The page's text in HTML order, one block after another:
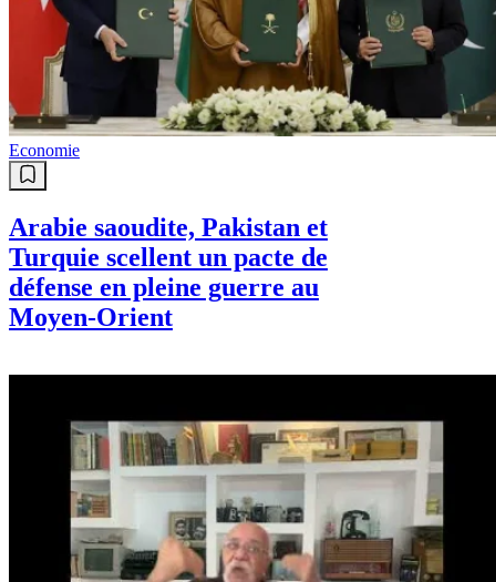
Economie
Arabie saoudite, Pakistan et
Turquie scellent un pacte de
défense en pleine guerre au
Moyen-Orient